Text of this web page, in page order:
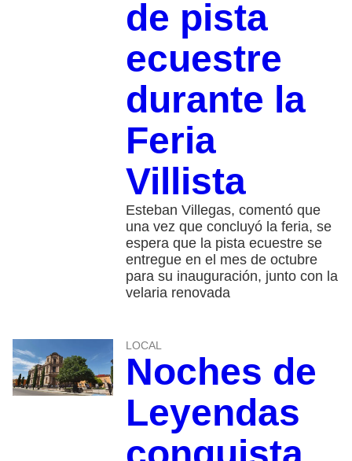
de pista
ecuestre
durante la
Feria
Villista
Esteban Villegas, comentó que
una vez que concluyó la feria, se
espera que la pista ecuestre se
entregue en el mes de octubre
para su inauguración, junto con la
velaria renovada
LOCAL
Noches de
Leyendas